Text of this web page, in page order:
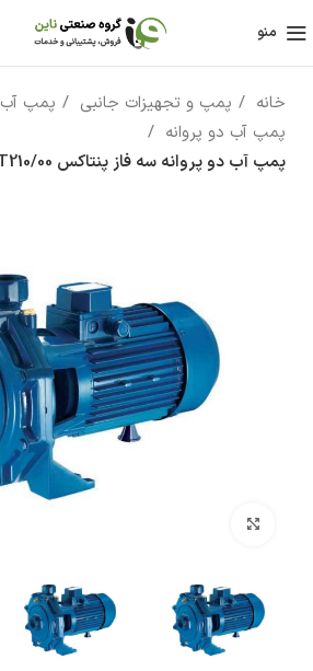
منو
خانه پمپ و تجهیزات جانبی
پمپ آب
پمپ آب دو پروانه
پمپ آب دو پروانه سه فاز پنتاکس CBT210/00